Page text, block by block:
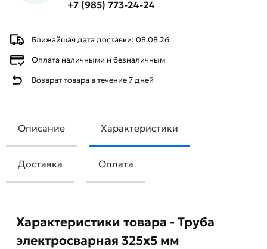
Ближайшая дата доставки: 08.08.26
Оплата наличными и безналичным
Возврат товара в течение 7 дней
+7 (985) 773-24-24
Описание Характеристики
Доставка Оплата
Характеристики товара - Труба
электросварная 325х5 мм